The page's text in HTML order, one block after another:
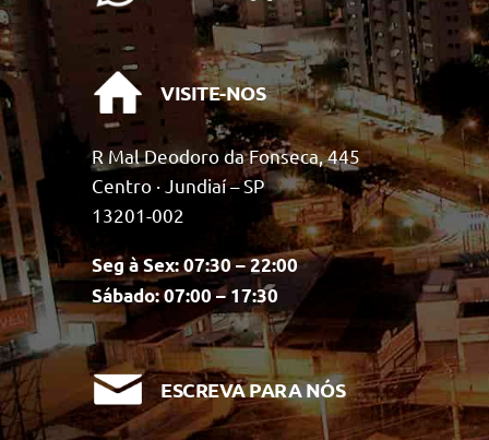
VISITE-NOS
R Mal Deodoro da Fonseca, 445
Centro · Jundiaí – SP
13201-002
Seg à Sex: 07:30 – 22:00
Sábado: 07:00 – 17:30
ESCREVA PARA NÓS